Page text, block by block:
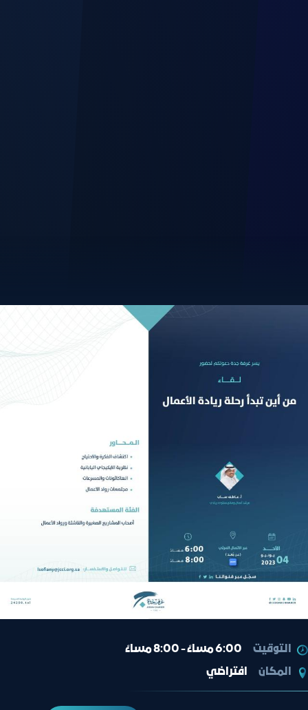
التوقيت
6:00 مساءً - 8:00 مساءً
المكان
افتراضي